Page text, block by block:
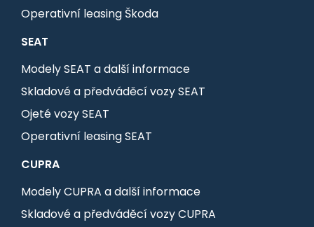
Operativní leasing Škoda
SEAT
Modely SEAT a další informace
Skladové a předváděcí vozy SEAT
Ojeté vozy SEAT
Operativní leasing SEAT
CUPRA
Modely CUPRA a další informace
Skladové a předváděcí vozy CUPRA